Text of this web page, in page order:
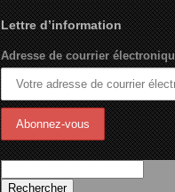
Lettre d’information
Adresse de courrier